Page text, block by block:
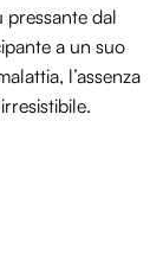
pressante dal
a un suo
l’assenza